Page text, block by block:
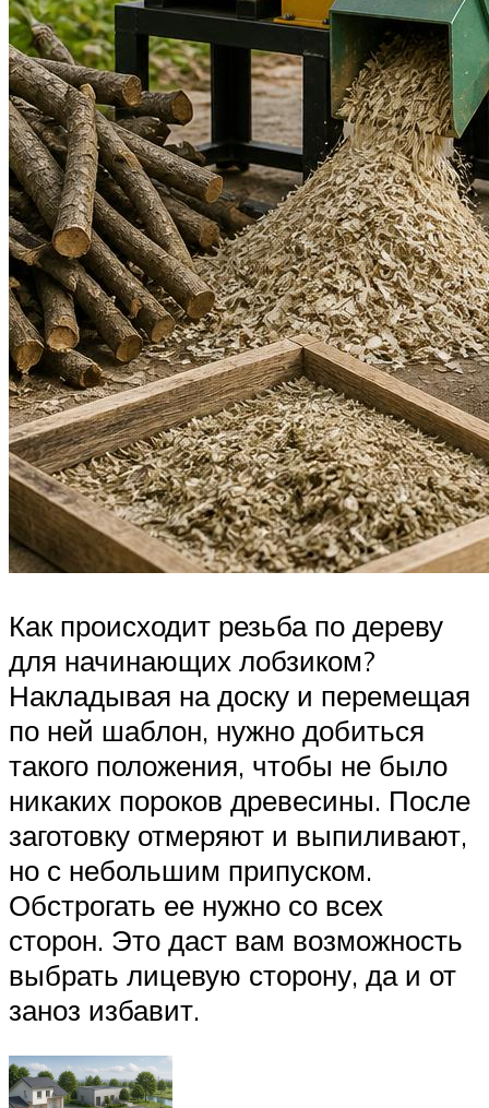
Как происходит резьба по дереву
для начинающих лобзиком?
Накладывая на доску и перемещая
по ней шаблон, нужно добиться
такого положения, чтобы не было
никаких пороков древесины. После
заготовку отмеряют и выпиливают,
но с небольшим припуском.
Обстрогать ее нужно со всех
сторон. Это даст вам возможность
выбрать лицевую сторону, да и от
заноз избавит.